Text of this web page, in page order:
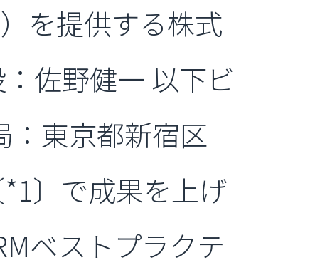
）を提供する株式
佐野健一 以下ビ
：東京都新宿区
〕で成果を上げ
ベストプラクテ